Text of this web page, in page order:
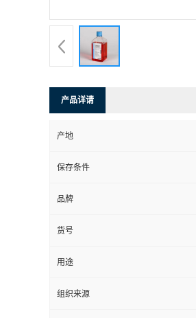
产品详请
产地
保存条件
品牌
货号
用途
组织来源